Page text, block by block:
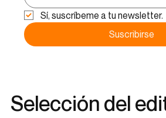
Sí, suscríbeme a tu newsletter.
Suscribirse
Selección del